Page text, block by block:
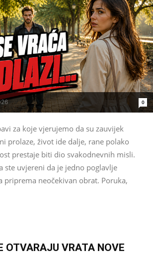
0
za koje vjerujemo da su zauvijek
prolaze, život ide dalje, rane polako
prestaje biti dio svakodnevnih misli.
ste uvjereni da je jedno poglavlje
priprema neočekivan obrat. Poruka,
OTVARAJU VRATA NOVE